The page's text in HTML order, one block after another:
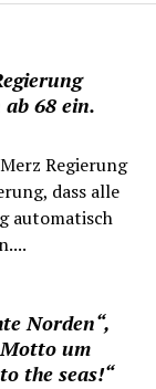
68 ein.
Regierung
dass alle
automatisch
Norden“,
um
the seas!“